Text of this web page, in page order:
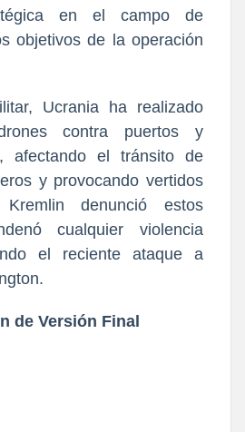
en el campo de
objetivos de la operación
Ucrania ha realizado
contra puertos y
afectando el tránsito de
y provocando vertidos
denunció estos
cualquier violencia
el reciente ataque a
de Versión Final